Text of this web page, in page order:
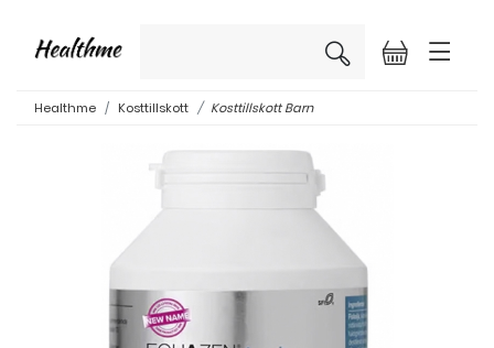
×
Healthme Kosttillskott Kosttillskott Barn